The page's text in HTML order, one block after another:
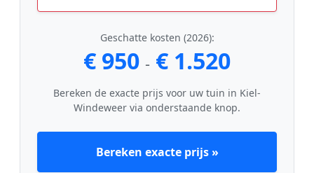
Geschatte kosten (2026):
€ 950 - € 1.520
Bereken de exacte prijs voor uw tuin in Kiel-
Windeweer via onderstaande knop.
Bereken exacte prijs »